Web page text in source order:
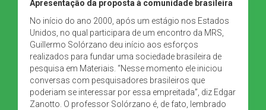
Apresentação da proposta à comunidade brasileira
No início do ano 2000, após um estágio nos Estados
Unidos, no qual participara de um encontro da MRS,
Guillermo Solórzano deu início aos esforços
realizados para fundar uma sociedade brasileira de
pesquisa em Materiais. “Nesse momento ele iniciou
conversas com pesquisadores brasileiros que
poderiam se interessar por essa empreitada”, diz Edgar
Zanotto. O professor Solórzano é, de fato, lembrado